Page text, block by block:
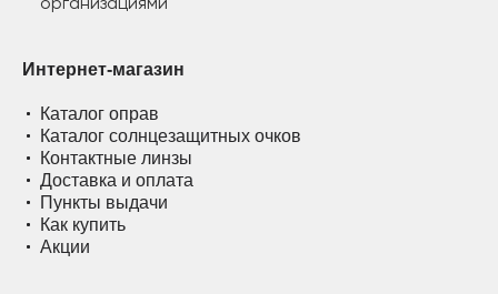
Интернет-магазин
Каталог оправ
Каталог солнцезащитных очков
Контактные линзы
Доставка и оплата
Пункты выдачи
Как купить
Акции